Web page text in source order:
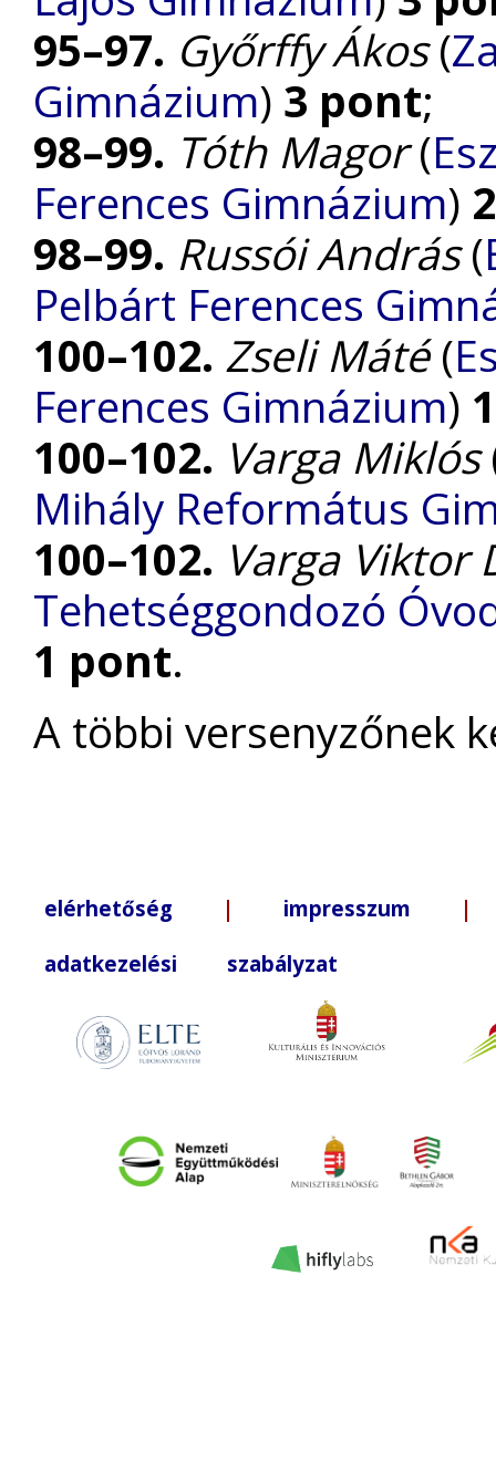
95–97. Győrffy Ákos(
Gimnázium) 3 pont;
98–99. Tóth Magor(
Ferences Gimnázium)
98–99. Russói András(
Pelbárt Ferences
100–102. Zseli Máté(
Ferences Gimnázium)
100–102. Varga Miklós
Mihály Református
100–102. Varga Viktor
Tehetséggondozó
1 pont.
A többi versenyzőnek
elérhetőség | impresszum |
adatkezelési szabályzat